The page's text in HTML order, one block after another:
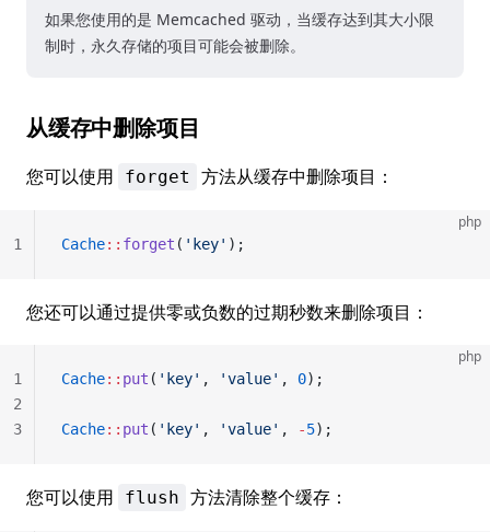
如果您使用的是 Memcached 驱动，当缓存达到其大小限
制时，永久存储的项目可能会被删除。
从缓存中删除项目
您可以使用 forget 方法从缓存中删除项目：
php
Cache:: forget ( 'key' );
1
您还可以通过提供零或负数的过期秒数来删除项目：
php
Cache:: put ( 'key' , 'value' , 0);
Cache:: put ( 'key' , 'value' , -5);
1
2
3
您可以使用 flush 方法清除整个缓存：